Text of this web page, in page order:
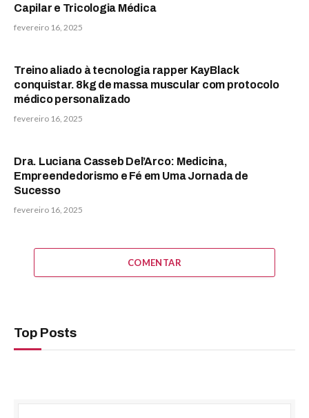
Capilar e Tricologia Médica
fevereiro 16, 2025
Treino aliado à tecnologia rapper KayBlack
conquistar. 8kg de massa muscular com protocolo
médico personalizado
fevereiro 16, 2025
Dra. Luciana Casseb Del’Arco: Medicina,
Empreendedorismo e Fé em Uma Jornada de
Sucesso
fevereiro 16, 2025
COMENTAR
Top Posts